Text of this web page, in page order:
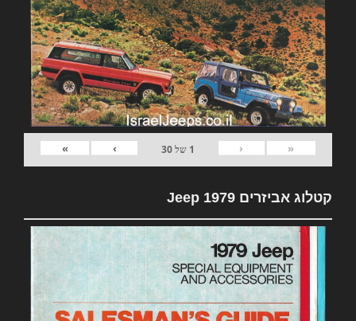
«
‹
1 של30
›
»
קטלוג אביזרים 1979 Jeep